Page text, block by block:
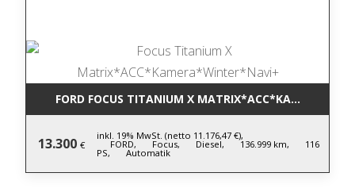
FORD FOCUS TITANIUM X
13.300 €
inkl. 19% MwSt. (netto 11.176,47 €),
FORD, Focus, Diesel, 136.999 km, 116
PS, Automatik